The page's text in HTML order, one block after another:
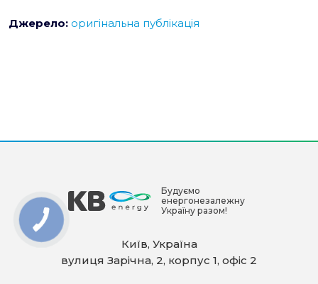
Джерело: оригінальна публікація
Будуємо
енергонезалежну
Україну разом!
Київ, Україна
вулиця Зарічна, 2, корпус 1, офіс 2